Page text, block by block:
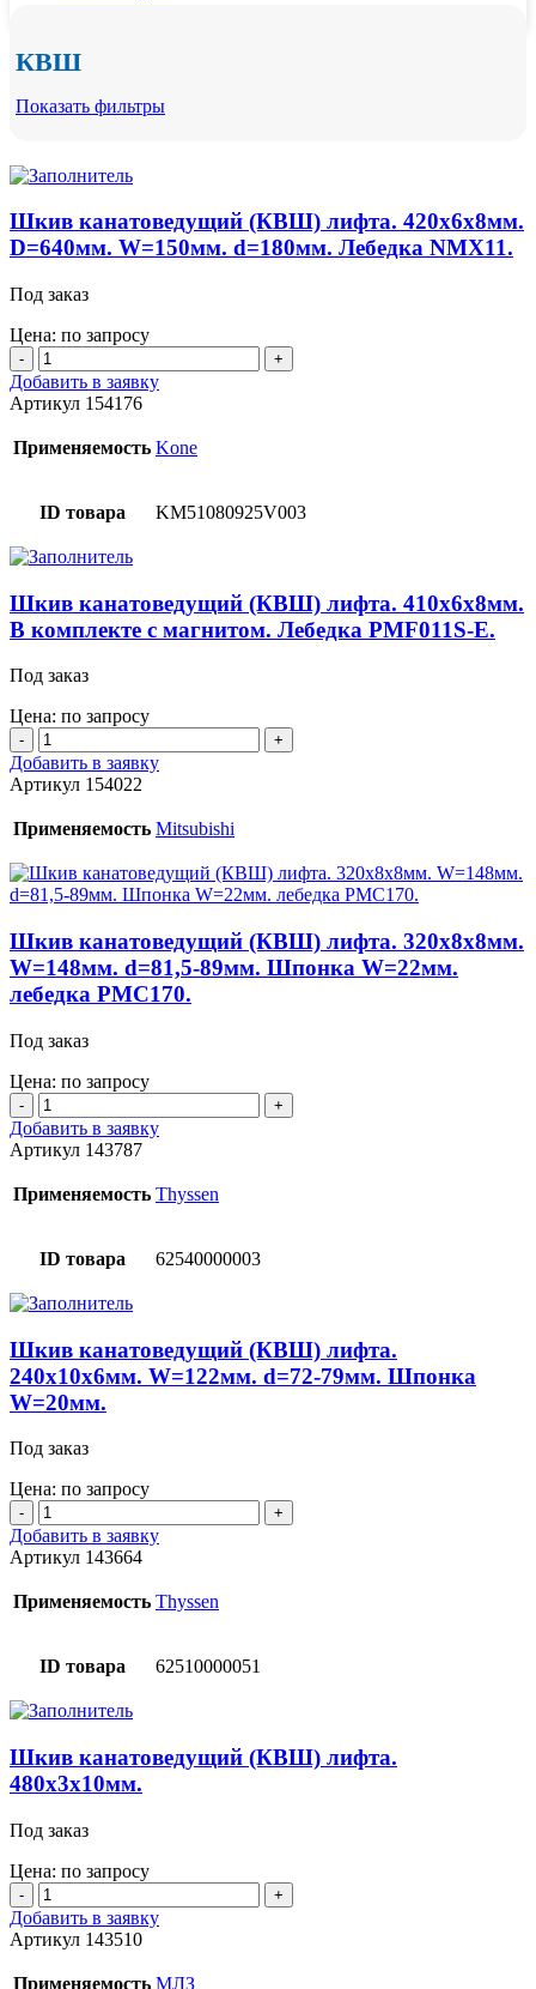
КВШ
Показать фильтры
Шкив канатоведущий (КВШ) лифта. 420x6x8мм.
D=640мм. W=150мм. d=180мм. Лебедка NMX11.
Под заказ
Цена: по запросу
Количество
товара
Шкив
канатоведущий
(КВШ)
D=640мм.
W=150мм.
d=180мм.
Лебедка
Добавить в заявку
Артикул 154176
Применяемость Kone
ID товара KM51080925V003
Шкив канатоведущий (КВШ) лифта. 410x6x8мм.
В комплекте с магнитом. Лебедка PMF011S-E.
Под заказ
Цена: по запросу
Количество
товара
Шкив
канатоведущий
(КВШ)
410x6x8мм.
В
комплекте
магнитом.
Лебедка
PMF011S-
Добавить в заявку
Артикул 154022
Применяемость Mitsubishi
Шкив канатоведущий (КВШ) лифта. 320х8х8мм.
W=148мм. d=81,5-89мм. Шпонка W=22мм.
лебедка PMC170.
Под заказ
Цена: по запросу
Количество
товара
Шкив
канатоведущий
(КВШ)
W=148мм.
89мм.
Шпонка
лебедка
PMC170.
Добавить в заявку
Артикул 143787
Применяемость Thyssen
ID товара 62540000003
Шкив канатоведущий (КВШ) лифта.
240x10x6мм. W=122мм. d=72-79мм. Шпонка
W=20мм.
Под заказ
Цена: по запросу
Количество
товара
Шкив
канатоведущий
(КВШ)
W=122мм.
79мм.
Шпонка
Добавить в заявку
Артикул 143664
Применяемость Thyssen
ID товара 62510000051
Шкив канатоведущий (КВШ) лифта.
480х3х10мм.
Под заказ
Цена: по запросу
Количество
товара
Шкив
канатоведущий
(КВШ)
Добавить в заявку
Артикул 143510
Применяемость МЛЗ